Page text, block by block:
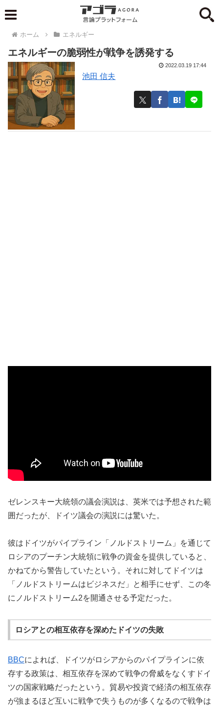
ホーム エネルギー
エネルギーの脆弱性が戦争を誘発する
池田 信夫
2022.03.19 17:44
ゼレンスキー大統領の議会演説は、英米では予想された範
囲だったが、ドイツ議会の演説には驚いた。
彼はドイツがパイプライン「ノルドストリーム」を通じて
ロシアのプーチン大統領に戦争の資金を提供していると、
かねてから警告していたという。それに対してドイツは
「ノルドストリームはビジネスだ」と相手にせず、この冬
にノルドストリーム2を開通させる予定だった。
ロシアとの相互依存を深めたドイツの失敗
BBCによれば、ドイツがロシアからのパイプラインに依
存する政策は、相互依存を深めて戦争の脅威をなくすドイ
ツの国家戦略だったという。貿易や投資で経済の相互依存
が強まるほど互いに戦争で失うものが多くなるので戦争は